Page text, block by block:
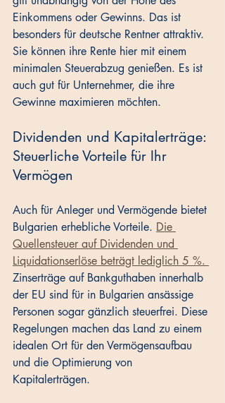
Einkommens oder Gewinns. Das ist
besonders für deutsche Rentner attraktiv.
Sie können ihre Rente hier mit einem
minimalen Steuerabzug genießen. Es ist
auch gut für Unternehmer, die ihre
Gewinne maximieren möchten.
Dividenden und Kapitalerträge:
Steuerliche Vorteile für Ihr
Vermögen
Auch für Anleger und Vermögende bietet
Bulgarien erhebliche Vorteile. Die
Quellensteuer auf Dividenden und
Liquidationserlöse beträgt lediglich 5 %.
Zinserträge auf Bankguthaben innerhalb
der EU sind für in Bulgarien ansässige
Personen sogar gänzlich steuerfrei. Diese
Regelungen machen das Land zu einem
idealen Ort für den Vermögensaufbau
und die Optimierung von
Kapitalerträgen.